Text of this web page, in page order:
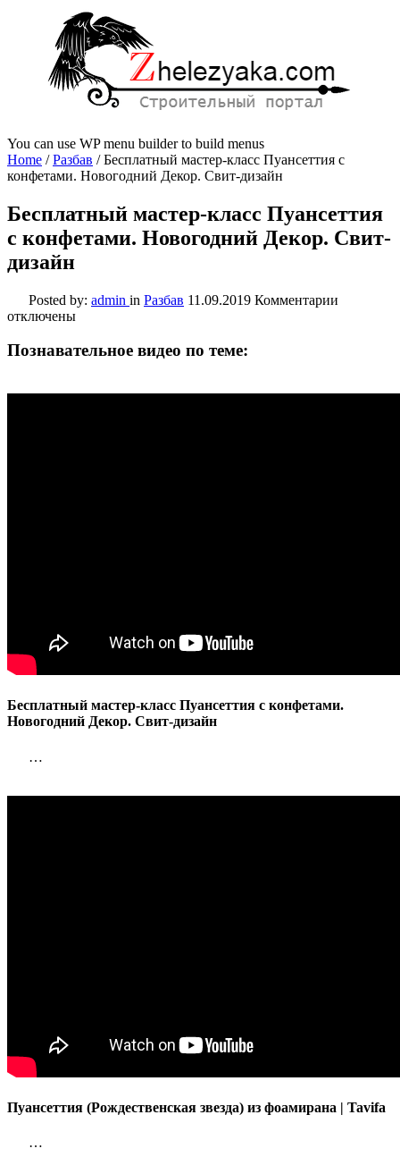
You can use WP menu builder to build menus
Home /Разбав /Бесплатный мастер-класс Пуансеттия с
конфетами. Новогодний Декор. Свит-дизайн
Бесплатный мастер-класс Пуансеттия
с конфетами. Новогодний Декор. Свит-
дизайн
Posted by: admin in Разбав 11.09.2019 Комментарии
с
отключены
Познавательное видео по теме:
Бесплатный мастер-класс Пуансеттия с конфетами.
Новогодний Декор. Свит-дизайн
…
Пуансеттия (Рождественская звезда) из фоамирана | Tavifa
…